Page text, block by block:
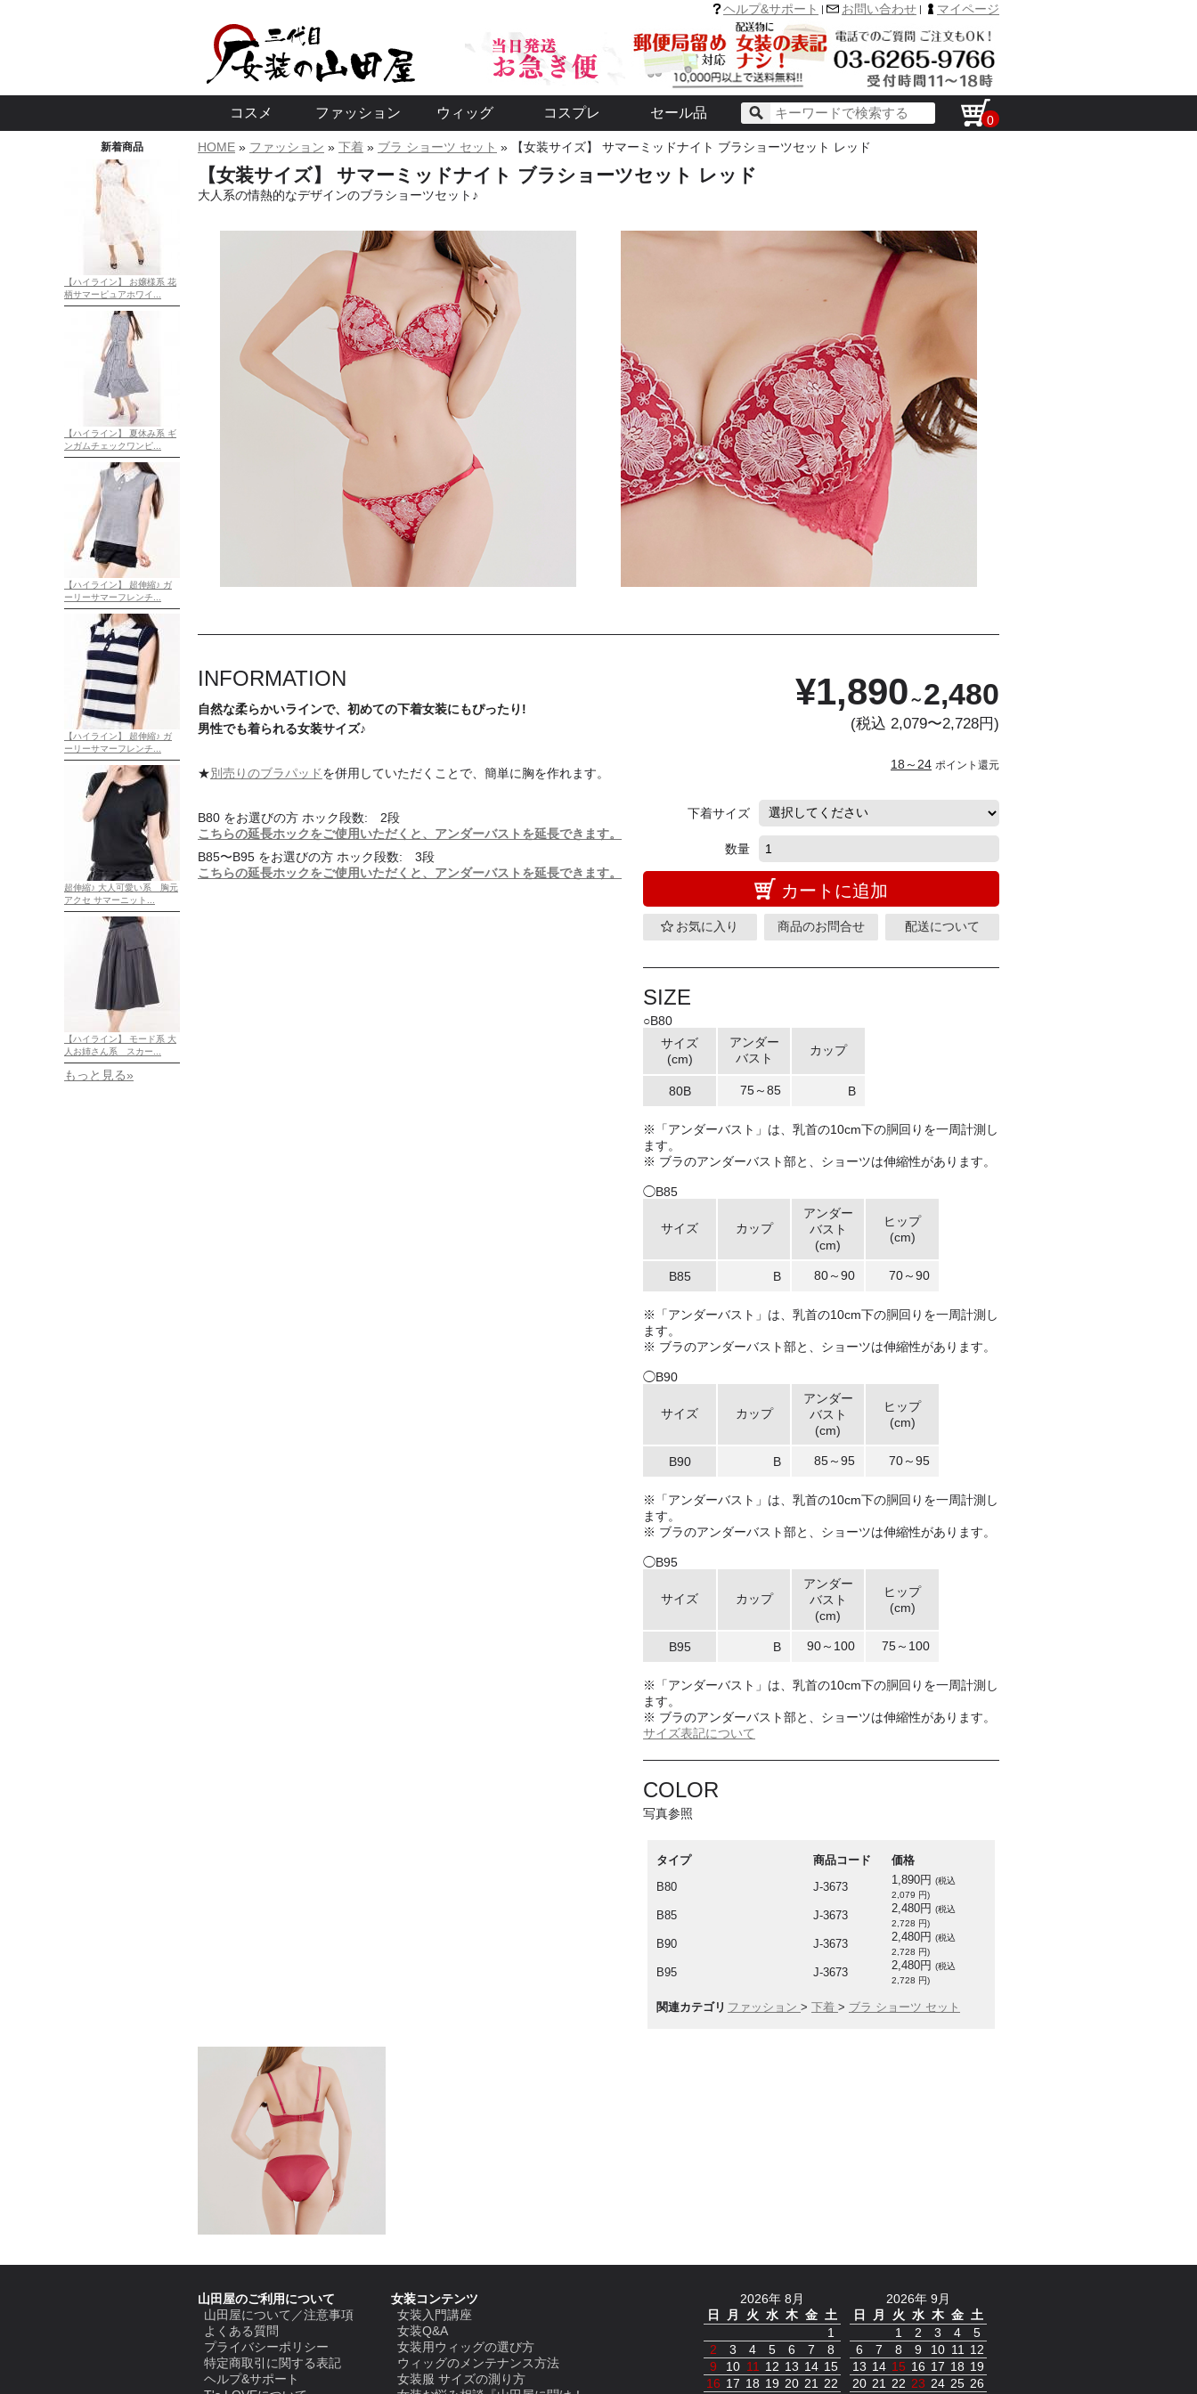
マイページ
|
お問い合わせ
|
ヘルプ&サポート
コスメ
メイクセット お悩み解決メイクセット
ベースメイク・ファンデ 化粧下地
ファンデーション
ヒゲ隠し・コンシーラー
メイクスポンジ・ブラシ
アイメイク つけまつげ
眉つぶし
アイブロウ
アイシャドウ
アイライナー
マスカラ
二重まぶた化粧品
フェイスカラー チーク
その他
スキンケア・クレンジング クレンジング(化粧落とし)
洗顔料・パック
化粧水
リップ
化粧直し
ネイル・除毛
その他
ファッション
お洋服 全ての商品
お任せコーデパック
ファッションコーデ
長袖お洋服
トップス
ボトムス
ワンピース
アウター
靴 -国内倉庫より即納!!- パンプス
ローファー
靴小物・アクセサリー
下着 【可愛いデザイン】 Aカップのメ
ンズブラセット
ブラ ショーツ セット
ブラパッド・シリコン疑似乳房
補整下着 コルセット・ウエストニッパー
お尻パッド入りショーツ
その他
キャミソール
その他
タイツ パンスト 超伸縮パンスト
ニーハイソックス
アクセサリー
女装便利アイテム
ウィッグ
DULA プレミアムウィッグ
ミドルラインWig -さっと被っ
て、すぐ可愛い。-
スタンダードウィッグ
ロング
ミディアム
ショート
メンテナンスアイテム
コスプレ
JK制服アイテム
ドレス
メイド ロリータ
アニメ・その他
セール品
セット割対象商品 【緑のアイコ
ン】
セット割対象商品 【ピンクのア
イコン】
0
新着商品
【ハイライン】 お嬢様系 花
柄サマーピュアホワイ...
【ハイライン】 夏休み系 ギ
ンガムチェックワンピ...
【ハイライン】 超伸縮♪ ガ
ーリーサマーフレンチ...
【ハイライン】 超伸縮♪ ガ
ーリーサマーフレンチ...
超伸縮♪ 大人可愛い系 胸元
アクセ サマーニット...
【ハイライン】 モード系 大
人お姉さん系 スカー...
もっと見る»
HOME » ファッション » 下着 » ブラ ショーツ セット » 【女装サイズ】 サマーミッドナイト ブラショーツセット レッド
【女装サイズ】 サマーミッドナイト ブラショーツセット レッド
大人系の情熱的なデザインのブラショーツセット♪
¥1,890 ～ 2,480
(税込 2,079〜2,728円)
18～24 ポイント還元
下着サイズ
数量
カートに追加
お気に入り 商品のお問合せ 配送について
SIZE
○B80
サイズ
(cm)
アンダー
バスト
カップ
80B 75～85 B
※「アンダーバスト」は、乳首の10cm下の胴回りを一周計測し
ます。
※ ブラのアンダーバスト部と、ショーツは伸縮性があります。
◯B85
サイズ カップ
アンダー
バスト
(cm)
ヒップ
(cm)
B85 B 80～90 70～90
※「アンダーバスト」は、乳首の10cm下の胴回りを一周計測し
ます。
※ ブラのアンダーバスト部と、ショーツは伸縮性があります。
◯B90
サイズ カップ
アンダー
バスト
(cm)
ヒップ
(cm)
B90 B 85～95 70～95
※「アンダーバスト」は、乳首の10cm下の胴回りを一周計測し
ます。
※ ブラのアンダーバスト部と、ショーツは伸縮性があります。
◯B95
サイズ カップ
アンダー
バスト
(cm)
ヒップ
(cm)
B95 B 90～100 75～100
※「アンダーバスト」は、乳首の10cm下の胴回りを一周計測し
ます。
※ ブラのアンダーバスト部と、ショーツは伸縮性があります。
サイズ表記について
COLOR
写真参照
タイプ 商品コード 価格
B80 J-3673
1,890円 (税込
2,079 円)
B85 J-3673
2,480円 (税込
2,728 円)
B90 J-3673
2,480円 (税込
2,728 円)
B95 J-3673
2,480円 (税込
2,728 円)
関連カテゴリ ファッション > 下着 > ブラ ショーツ セット
INFORMATION
自然な柔らかいラインで、初めての下着女装にもぴったり!
男性でも着られる女装サイズ♪
★別売りのブラパッドを併用していただくことで、簡単に胸を作れます。
B80 をお選びの方 ホック段数: 2段
こちらの延長ホックをご使用いただくと、アンダーバストを延長できます。
B85〜B95 をお選びの方 ホック段数: 3段
こちらの延長ホックをご使用いただくと、アンダーバストを延長できます。
山田屋のご利用について
山田屋について／注意事項
よくある質問
プライバシーポリシー
特定商取引に関する表記
ヘルプ&サポート
女装コンテンツ
女装入門講座
女装Q&A
女装用ウィッグの選び方
ウィッグのメンテナンス方法
女装服 サイズの測り方
2026年 8月
日
月 火 水 木 金 土
1
2
3 4 5 6 7
8
9
10 11 12 13 14 15
16 17 18 19 20 21
22
2026年 9月
日
月 火 水 木 金 土
1
2 3 4
5
6
7 8 9 10 11
12
13 14 15 16 17 18 19
20 21 22 23 24 25 26